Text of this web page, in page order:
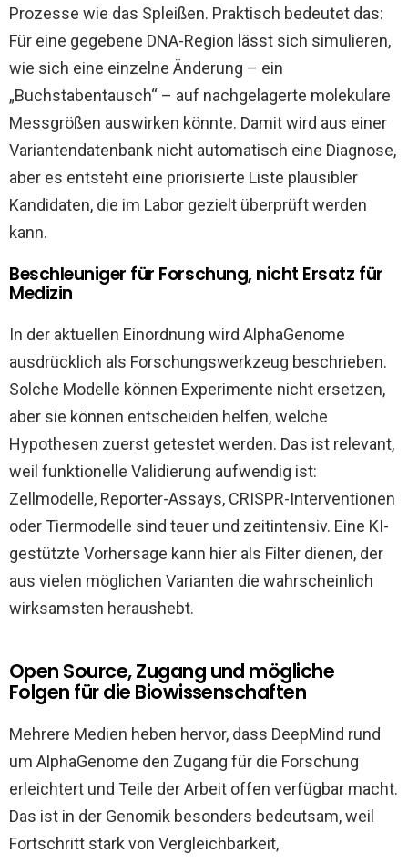
Prozesse wie das Spleißen. Praktisch bedeutet das:
Für eine gegebene DNA-Region lässt sich simulieren,
wie sich eine einzelne Änderung – ein
„Buchstabentausch“ – auf nachgelagerte molekulare
Messgrößen auswirken könnte. Damit wird aus einer
Variantendatenbank nicht automatisch eine Diagnose,
aber es entsteht eine priorisierte Liste plausibler
Kandidaten, die im Labor gezielt überprüft werden
kann.
Beschleuniger für Forschung, nicht Ersatz für
Medizin
In der aktuellen Einordnung wird AlphaGenome
ausdrücklich als Forschungswerkzeug beschrieben.
Solche Modelle können Experimente nicht ersetzen,
aber sie können entscheiden helfen, welche
Hypothesen zuerst getestet werden. Das ist relevant,
weil funktionelle Validierung aufwendig ist:
Zellmodelle, Reporter-Assays, CRISPR-Interventionen
oder Tiermodelle sind teuer und zeitintensiv. Eine KI-
gestützte Vorhersage kann hier als Filter dienen, der
aus vielen möglichen Varianten die wahrscheinlich
wirksamsten heraushebt.
Open Source, Zugang und mögliche
Folgen für die Biowissenschaften
Mehrere Medien heben hervor, dass DeepMind rund
um AlphaGenome den Zugang für die Forschung
erleichtert und Teile der Arbeit offen verfügbar macht.
Das ist in der Genomik besonders bedeutsam, weil
Fortschritt stark von Vergleichbarkeit,